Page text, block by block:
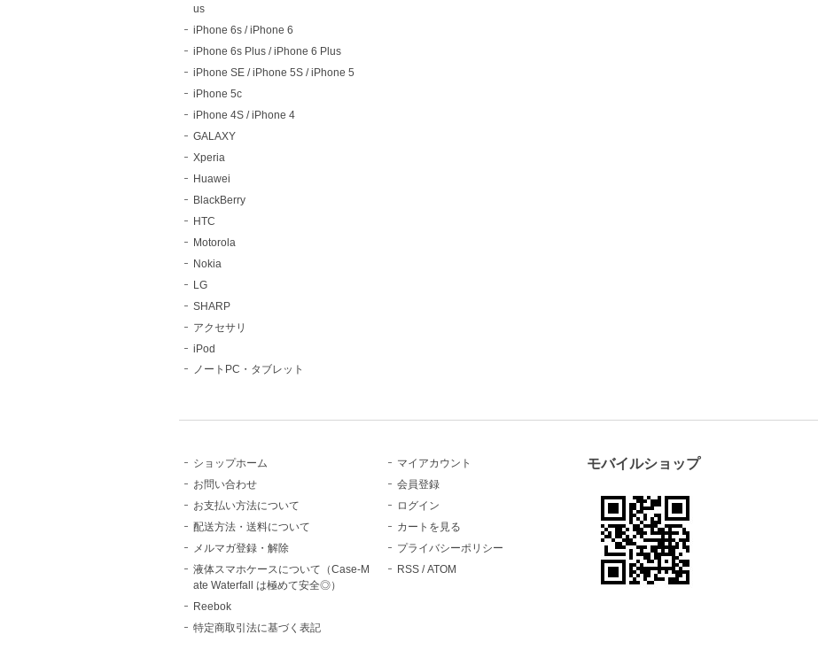
us
iPhone 6s / iPhone 6
iPhone 6s Plus / iPhone 6 Plus
iPhone SE / iPhone 5S / iPhone 5
iPhone 5c
iPhone 4S / iPhone 4
GALAXY
Xperia
Huawei
BlackBerry
HTC
Motorola
Nokia
LG
SHARP
アクセサリ
iPod
ノートPC・タブレット
ショップホーム
お問い合わせ
お支払い方法について
配送方法・送料について
メルマガ登録・解除
液体スマホケースについて（Case-M
ate Waterfall は極めて安全◎）
Reebok
特定商取引法に基づく表記
マイアカウント
会員登録
ログイン
カートを見る
プライバシーポリシー
RSS /ATOM
モバイルショップ